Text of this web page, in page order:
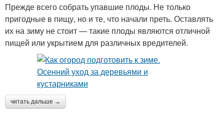
Прежде всего собрать упавшие плоды. Не только
пригодные в пищу, но и те, что начали преть. Оставлять
их на зиму не стоит — такие плоды являются отличной
пищей или укрытием для различных вредителей.
читать дальше →